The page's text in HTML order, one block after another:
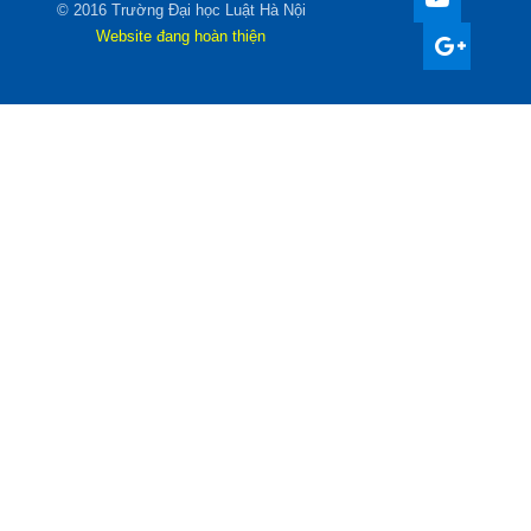
© 2016 Trường Đại học Luật Hà Nội
Website đang hoàn thiện